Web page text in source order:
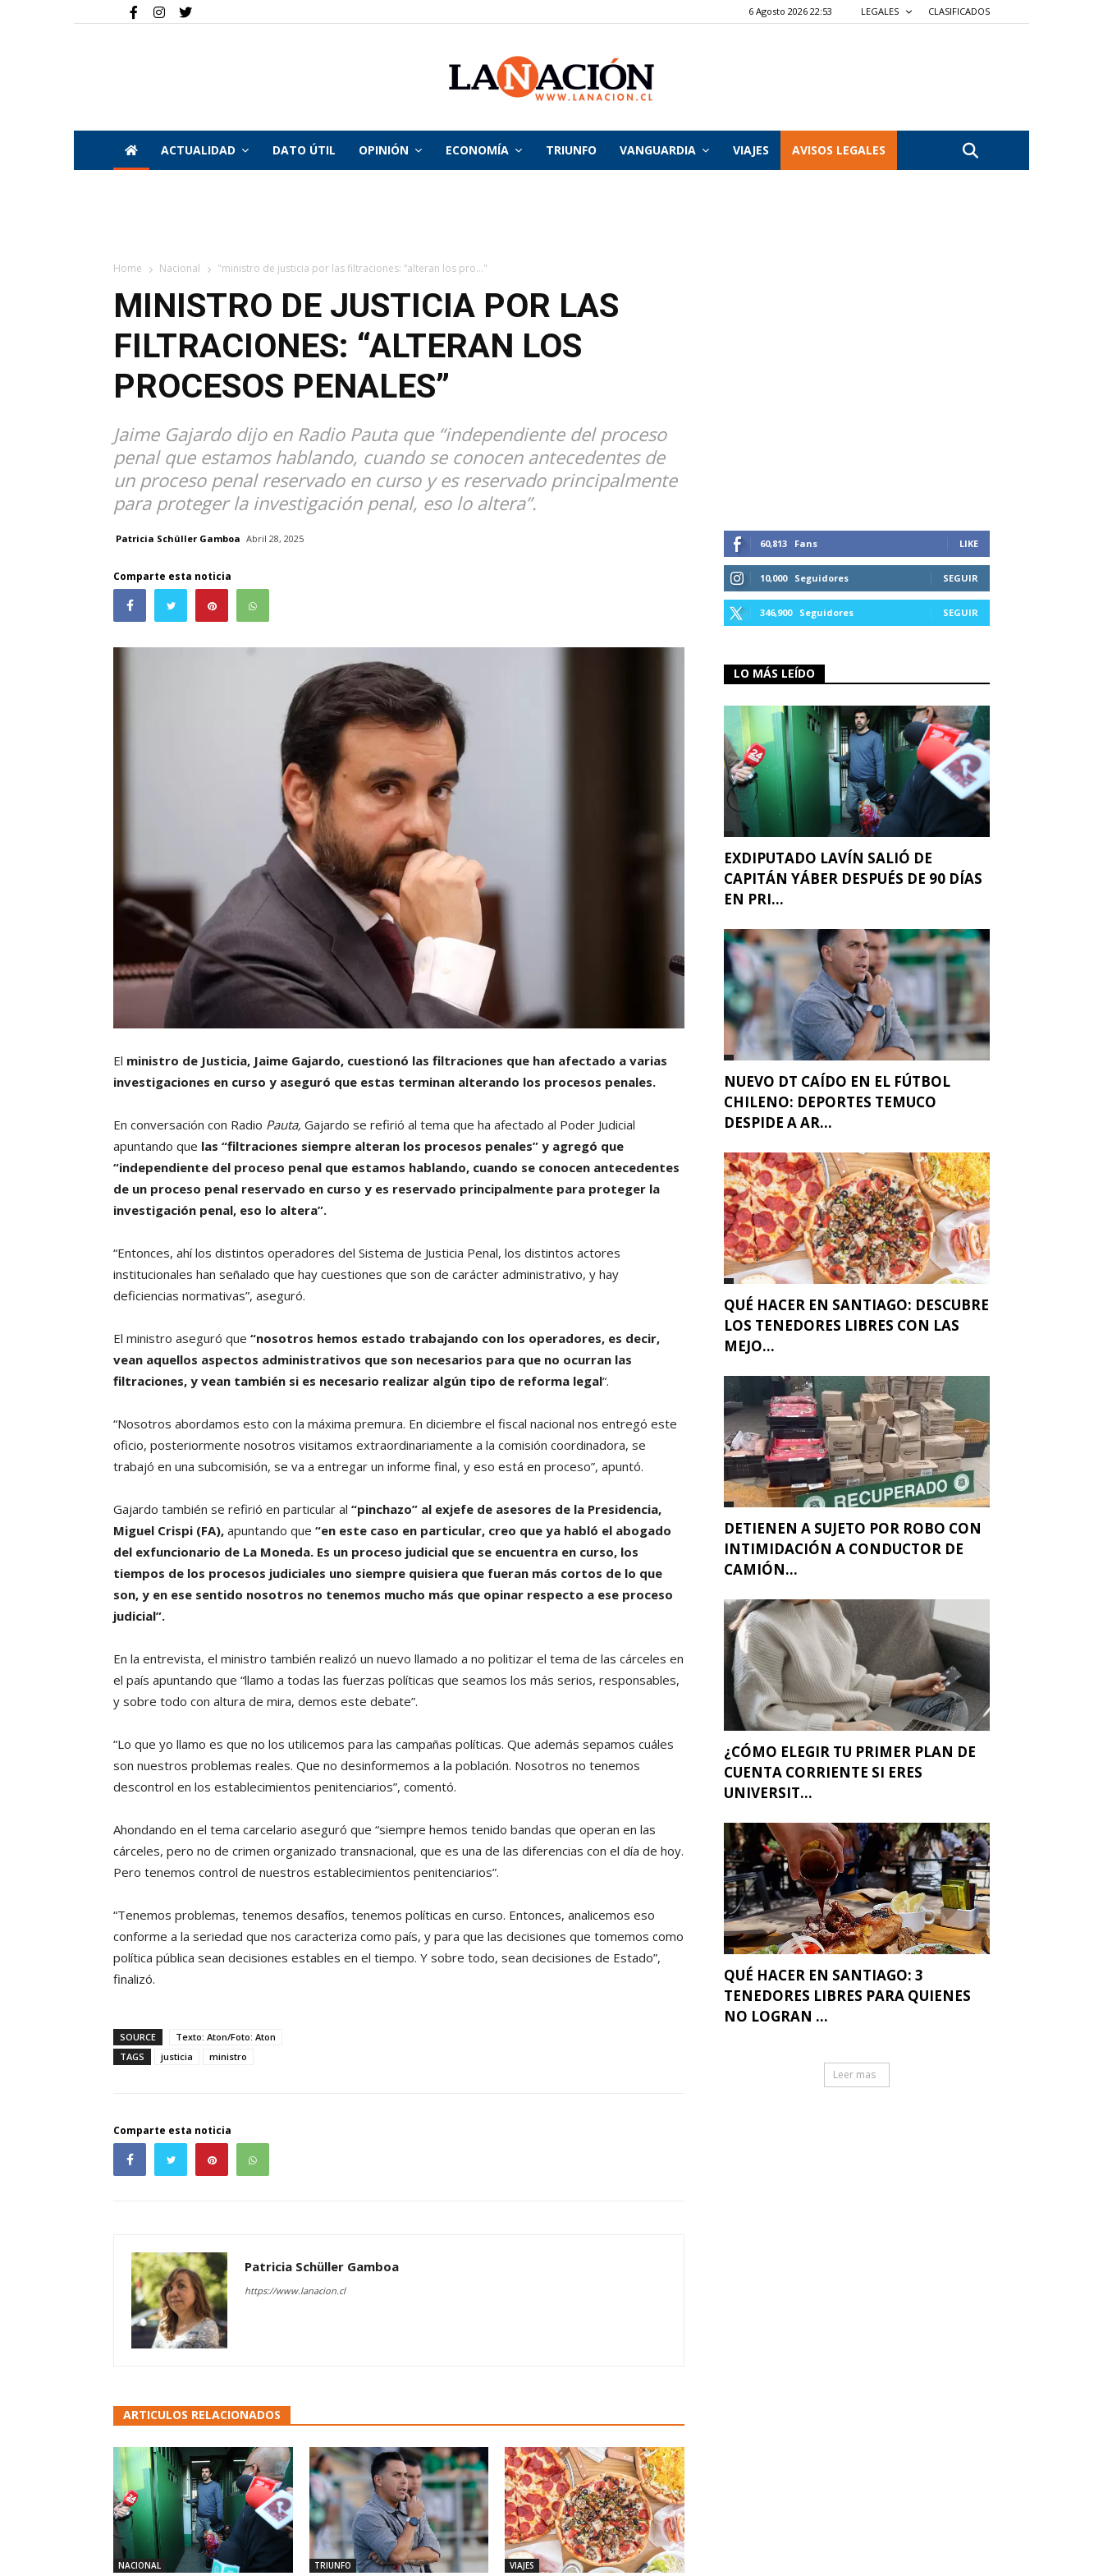
6 Agosto 2026 22:53 LEGALES CLASIFICADOS
La
ACTUALIDAD DATO ÚTIL OPINIÓN ECONOMÍA TRIUNFO VANGUARDIA VIAJES AVISOS LEGALES
Home Nacional "ministro de justicia por las filtraciones: “alteran los pro..."
MINISTRO DE JUSTICIA POR LAS
FILTRACIONES: “ALTERAN LOS
PROCESOS PENALES”
Jaime Gajardo dijo en Radio Pauta que “independiente del proceso
penal que estamos hablando, cuando se conocen antecedentes de
un proceso penal reservado en curso y es reservado principalmente
para proteger la investigación penal, eso lo altera”.
Patricia Schüller Gamboa Abril 28, 2025
Comparte esta noticia
El ministro de Justicia, Jaime Gajardo, cuestionó las filtraciones que han afectado a varias
investigaciones en curso y aseguró que estas terminan alterando los procesos penales.
En conversación con Radio Pauta, Gajardo se refirió al tema que ha afectado al Poder Judicial
apuntando que las “filtraciones siempre alteran los procesos penales” y agregó que
“independiente del proceso penal que estamos hablando, cuando se conocen antecedentes
de un proceso penal reservado en curso y es reservado principalmente para proteger la
investigación penal, eso lo altera”.
“Entonces, ahí los distintos operadores del Sistema de Justicia Penal, los distintos actores
institucionales han señalado que hay cuestiones que son de carácter administrativo, y hay
deficiencias normativas”, aseguró.
El ministro aseguró que “nosotros hemos estado trabajando con los operadores, es decir,
vean aquellos aspectos administrativos que son necesarios para que no ocurran las
filtraciones, y vean también si es necesario realizar algún tipo de reforma legal“.
“Nosotros abordamos esto con la máxima premura. En diciembre el fiscal nacional nos entregó este
oficio, posteriormente nosotros visitamos extraordinariamente a la comisión coordinadora, se
trabajó en una subcomisión, se va a entregar un informe final, y eso está en proceso”, apuntó.
Gajardo también se refirió en particular al “pinchazo” al exjefe de asesores de la Presidencia,
Miguel Crispi (FA), apuntando que “en este caso en particular, creo que ya habló el abogado
del exfuncionario de La Moneda. Es un proceso judicial que se encuentra en curso, los
tiempos de los procesos judiciales uno siempre quisiera que fueran más cortos de lo que
son, y en ese sentido nosotros no tenemos mucho más que opinar respecto a ese proceso
judicial”.
En la entrevista, el ministro también realizó un nuevo llamado a no politizar el tema de las cárceles en
el país apuntando que “llamo a todas las fuerzas políticas que seamos los más serios, responsables,
y sobre todo con altura de mira, demos este debate”.
“Lo que yo llamo es que no los utilicemos para las campañas políticas. Que además sepamos cuáles
son nuestros problemas reales. Que no desinformemos a la población. Nosotros no tenemos
descontrol en los establecimientos penitenciarios”, comentó.
Ahondando en el tema carcelario aseguró que “siempre hemos tenido bandas que operan en las
cárceles, pero no de crimen organizado transnacional, que es una de las diferencias con el día de hoy.
Pero tenemos control de nuestros establecimientos penitenciarios”.
“Tenemos problemas, tenemos desafíos, tenemos políticas en curso. Entonces, analicemos eso
conforme a la seriedad que nos caracteriza como país, y para que las decisiones que tomemos como
política pública sean decisiones estables en el tiempo. Y sobre todo, sean decisiones de Estado”,
finalizó.
SOURCE
Texto: Aton/Foto: Aton
TAGS
justicia ministro
Comparte esta noticia
Patricia Schüller Gamboa
https://www.lanacion.cl
ARTICULOS RELACIONADOS
NACIONAL TRIUNFO VIAJES
60,813 Fans LIKE
10,000 Seguidores SEGUIR
346,900 Seguidores SEGUIR
LO MÁS LEÍDO
EXDIPUTADO LAVÍN SALIÓ DE
CAPITÁN YÁBER DESPUÉS DE 90 DÍAS
EN PRI...
NUEVO DT CAÍDO EN EL FÚTBOL
CHILENO: DEPORTES TEMUCO
DESPIDE A AR...
QUÉ HACER EN SANTIAGO: DESCUBRE
LOS TENEDORES LIBRES CON LAS
MEJO...
DETIENEN A SUJETO POR ROBO CON
INTIMIDACIÓN A CONDUCTOR DE
CAMIÓN...
¿CÓMO ELEGIR TU PRIMER PLAN DE
CUENTA CORRIENTE SI ERES
UNIVERSIT...
QUÉ HACER EN SANTIAGO: 3
TENEDORES LIBRES PARA QUIENES
NO LOGRAN ...
Leer mas